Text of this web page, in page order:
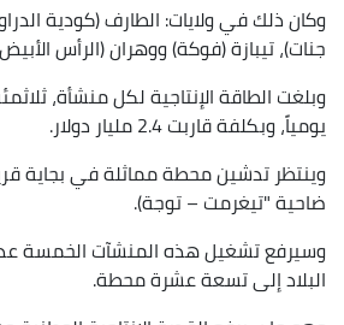
وكان ذلك في ولايات: الطارف (كودية
جنات)، تيبازة (فوكة) ووهران (الرأس الأبيض).
وبلغت الطاقة الإنتاجية لكل منشأة،
يومياً، وبكلفة قاربت 2.4 مليار دولار.
وينتظر تدشين محطة مماثلة في بجاية
ضاحية "تيغرمت – توجة).
وسيرفع تشغيل هذه المنشآت الخمسة
البلاد إلى تسعة عشرة محطة.